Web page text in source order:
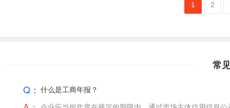
1 2
常
Q： 什么是工商年报？